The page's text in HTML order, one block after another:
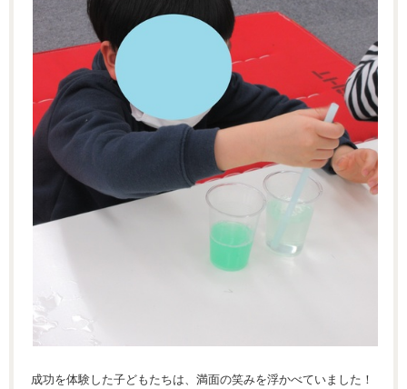
成功を体験した子どもたちは、満面の笑みを浮かべていました！